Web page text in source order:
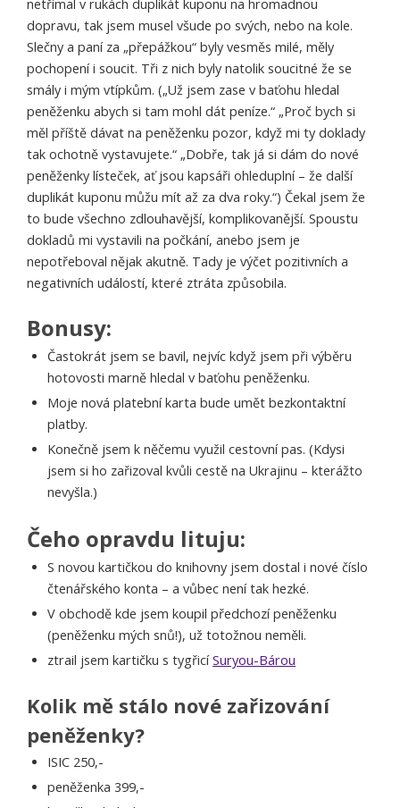
netřímal v rukách duplikát kuponu na hromadnou
dopravu, tak jsem musel všude po svých, nebo na kole.
Slečny a paní za „přepážkou“ byly vesměs milé, měly
pochopení i soucit. Tři z nich byly natolik soucitné že se
smály i mým vtípkům. („Už jsem zase v baťohu hledal
peněženku abych si tam mohl dát peníze.“ „Proč bych si
měl příště dávat na peněženku pozor, když mi ty doklady
tak ochotně vystavujete.“ „Dobře, tak já si dám do nové
peněženky lísteček, ať jsou kapsáři ohleduplní – že další
duplikát kuponu můžu mít až za dva roky.“) Čekal jsem že
to bude všechno zdlouhavější, komplikovanější. Spoustu
dokladů mi vystavili na počkání, anebo jsem je
nepotřeboval nějak akutně. Tady je výčet pozitivních a
negativních událostí, které ztráta způsobila.
Bonusy:
Častokrát jsem se bavil, nejvíc když jsem při výběru
hotovosti marně hledal v baťohu peněženku.
Moje nová platební karta bude umět bezkontaktní
platby.
Konečně jsem k něčemu využil cestovní pas. (Kdysi
jsem si ho zařizoval kvůli cestě na Ukrajinu – kterážto
nevyšla.)
Čeho opravdu lituju:
S novou kartičkou do knihovny jsem dostal i nové číslo
čtenářského konta – a vůbec není tak hezké.
V obchodě kde jsem koupil předchozí peněženku
(peněženku mých snů!), už totožnou neměli.
ztrail jsem kartičku s tygřicíSuryou-Bárou
Kolik mě stálo nové zařizování
peněženky?
ISIC 250,-
peněženka 399,-